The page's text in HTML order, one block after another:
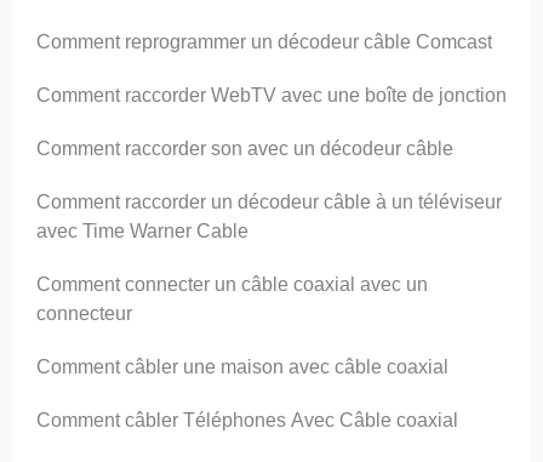
Comment reprogrammer un décodeur câble Comcast
Comment raccorder WebTV avec une boîte de jonction
Comment raccorder son avec un décodeur câble
Comment raccorder un décodeur câble à un téléviseur
avec Time Warner Cable
Comment connecter un câble coaxial avec un
connecteur
Comment câbler une maison avec câble coaxial
Comment câbler Téléphones Avec Câble coaxial